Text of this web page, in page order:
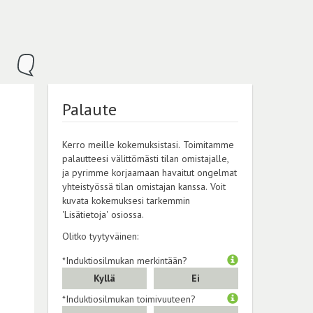
Palaute
Kerro meille kokemuksistasi. Toimitamme
palautteesi välittömästi tilan omistajalle,
ja pyrimme korjaamaan havaitut ongelmat
yhteistyössä tilan omistajan kanssa. Voit
kuvata kokemuksesi tarkemmin
'Lisätietoja' osiossa.
Olitko tyytyväinen:
*Induktiosilmukan merkintään?
Kyllä
Ei
*Induktiosilmukan toimivuuteen?